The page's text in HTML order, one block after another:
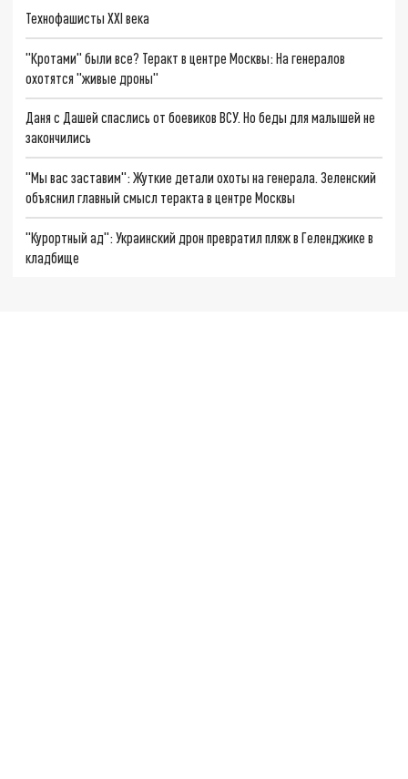
Технофашисты XXI века
"Кротами" были все? Теракт в центре Москвы: На генералов
охотятся "живые дроны"
Даня с Дашей спаслись от боевиков ВСУ. Но беды для малышей не
закончились
"Мы вас заставим": Жуткие детали охоты на генерала. Зеленский
объяснил главный смысл теракта в центре Москвы
"Курортный ад": Украинский дрон превратил пляж в Геленджике в
кладбище